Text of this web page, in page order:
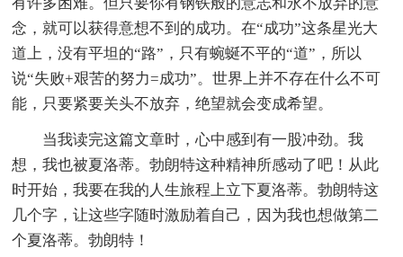
念，就可以获得意想不到的成功。在“成功”这条星光大
道上，没有平坦的“路”，只有蜿蜒不平的“道”，所以
说“失败+艰苦的努力=成功”。世界上并不存在什么不可
能，只要紧要关头不放弃，绝望就会变成希望。
当我读完这篇文章时，心中感到有一股冲劲。我
想，我也被夏洛蒂。勃朗特这种精神所感动了吧！从此
时开始，我要在我的人生旅程上立下夏洛蒂。勃朗特这
几个字，让这些字随时激励着自己，因为我也想做第二
个夏洛蒂。勃朗特！